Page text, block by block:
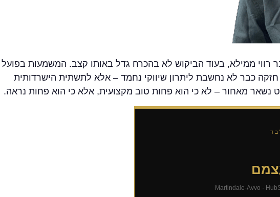
ממילא, בעוד הביקוש לא בהכרח גדל באותו קצב. המשמעות בפועל
כבר לא נחשבת ליתרון שיווקי נחמד – אלא לתשתית הישרדותית